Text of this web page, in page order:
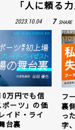
「人に頼る力
2023.10.04 7 SHARE
万円でも信
ーツ」の価
イド・ライ
台裏
フ
裏
っ
字